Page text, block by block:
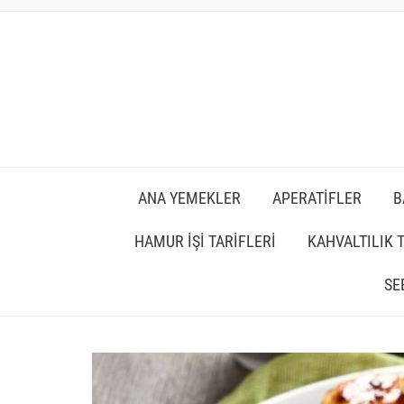
ANA YEMEKLER APERATIFLER
HAMUR İŞI TARIFLERI KAHVALTILIK